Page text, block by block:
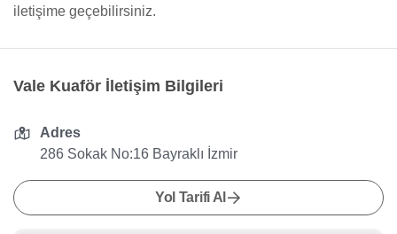
iletişime geçebilirsiniz.
Vale Kuaför İletişim Bilgileri
Adres
286 Sokak No:16 Bayraklı İzmir
Yol Tarifi Al